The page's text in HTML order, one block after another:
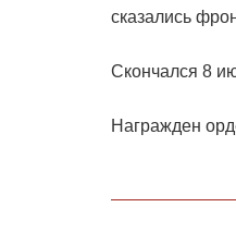
сказались
Скончался 8
Награжден